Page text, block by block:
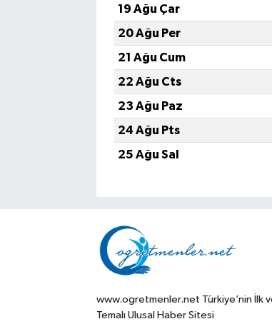
19 Ağu Çar
20 Ağu Per
21 Ağu Cum
22 Ağu Cts
23 Ağu Paz
24 Ağu Pts
25 Ağu Sal
www.ogretmenler.net Türkiye’nin İlk
Temalı Ulusal Haber Sitesi